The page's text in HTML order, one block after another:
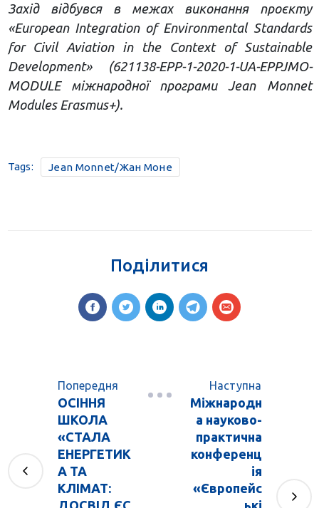
Захід відбувся в межах виконання проєкту
«European Integration of Environmental Standards
for Civil Aviation in the Context of Sustainable
Development» (621138-EPP-1-2020-1-UA-EPPJMO-
MODULE міжнародної програми Jean Monnet
Modules Erasmus+).
Tags: Jean Monnet/Жан Моне
Поділитися
Попередня
ОСІННЯ
ШКОЛА
«СТАЛА
ЕНЕРГЕТИК
А ТА
КЛІМАТ:
ДОСВІД ЄС
Наступна
Міжнародн
а науково-
практична
конференц
ія
«Європейс
ькі